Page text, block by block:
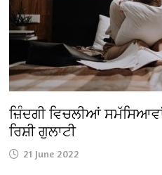
ਜ਼ਿੰਦਗੀ ਵਿਚਲੀਆਂ
ਰਿਸ਼ੀ ਗੁਲਾਟੀ
21 June 2022